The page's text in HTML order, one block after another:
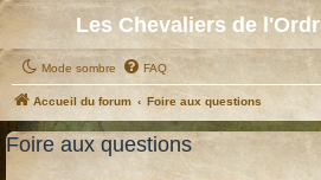
Les Chevaliers de
Mode sombre FAQ
Accueil du forum Foire aux questions
Foire aux questions